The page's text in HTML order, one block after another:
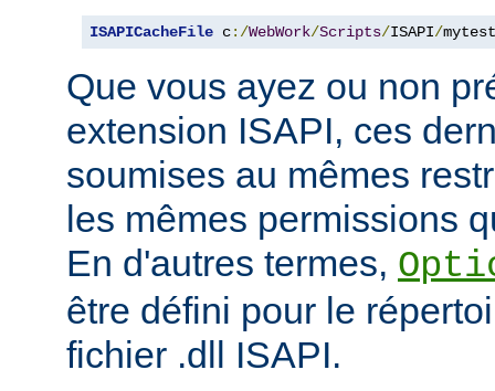
ISAPICacheFile c:/WebWork/Scripts/ISAPI/mytest
Que vous ayez ou non
extension ISAPI, ces
soumises au mêmes
les mêmes permissions
En d'autres termes,
être défini pour le
fichier .dll ISAPI.